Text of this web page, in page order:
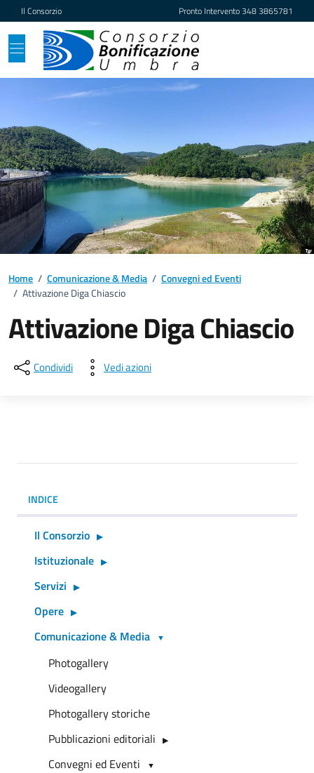
Vai ai contenuti
Vai al footer
Il Consorzio Pronto Intervento348 3865781
Home / Comunicazione & Media / Convegni ed Eventi
/ Attivazione Diga Chiascio
Attivazione Diga Chiascio
Condividi Vedi azioni
INDICE
Il Consorzio
Istituzionale
Servizi
Opere
Comunicazione & Media
Photogallery
Videogallery
Photogallery storiche
Pubblicazioni editoriali
Convegni ed Eventi